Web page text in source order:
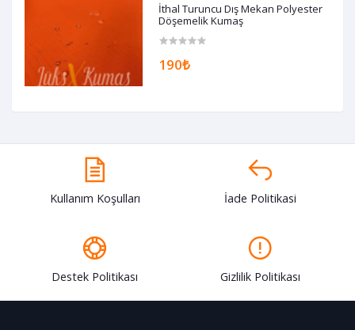
İthal Turuncu Dış Mekan Polyester
Döşemelik Kumaş
190₺
Kullanım Koşulları İade Politikasi
Destek Politikası Gizlilik Politikası